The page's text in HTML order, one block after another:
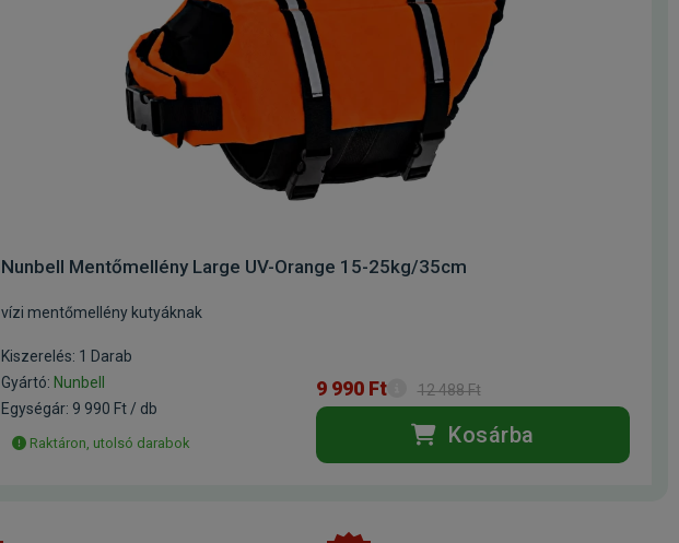
Nunbell Mentőmellény Large UV-Orange 15-25kg/35cm
vízi mentőmellény kutyáknak
Kiszerelés: 1 Darab
Gyártó: Nunbell
Egységár: 9 990 Ft / db
Raktáron, utolsó darabok
9 990 Ft 12 488 Ft
Kosárba